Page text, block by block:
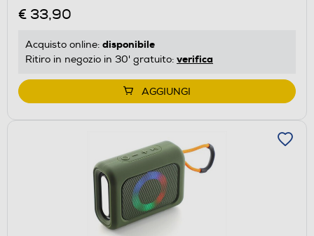
€ 33,90
Acquisto online: disponibile
Ritiro in negozio in 30' gratuito: verifica
AGGIUNGI